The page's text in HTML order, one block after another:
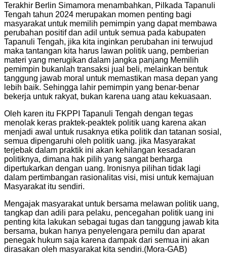
Terakhir Berlin Simamora menambahkan, Pilkada Tapanuli
Tengah tahun 2024 merupakan momen penting bagi
masyarakat untuk memilih pemimpin yang dapat membawa
perubahan positif dan adil untuk semua pada kabupaten
Tapanuli Tengah, jika kita inginkan perubahan ini terwujud
maka tantangan kita harus lawan politik uang, pemberian
materi yang merugikan dalam jangka panjang Memilih
pemimpin bukanlah transaksi jual beli, melainkan bentuk
tanggung jawab moral untuk memastikan masa depan yang
lebih baik. Sehingga lahir pemimpin yang benar-benar
bekerja untuk rakyat, bukan karena uang atau kekuasaan.
Oleh karen itu FKPPI Tapanuli Tengah dengan tegas
menolak keras praktek-peaktek politik uang karena akan
menjadi awal untuk rusaknya etika politik dan tatanan sosial,
semua dipengaruhi oleh politik uang. jika Masyarakat
terjebak dalam praktik ini akan kehilangan kesadaran
politiknya, dimana hak pilih yang sangat berharga
dipertukarkan dengan uang. Ironisnya pilihan tidak lagi
dalam pertimbangan rasionalitas visi, misi untuk kemajuan
Masyarakat itu sendiri.
Mengajak masyarakat untuk bersama melawan politik uang,
tangkap dan adili para pelaku, pencegahan politik uang ini
penting kita lakukan sebagai tugas dan tanggung jawab kita
bersama, bukan hanya penyelengara pemilu dan aparat
penegak hukum saja karena dampak dari semua ini akan
dirasakan oleh masyarakat kita sendiri.(Mora-GAB)